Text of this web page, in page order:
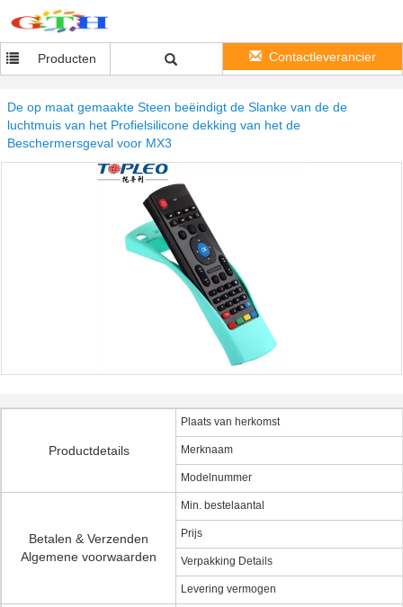
Producten Contactleverancier
De op maat gemaakte Steen beëindigt de Slanke van de de
luchtmuis van het Profielsilicone dekking van het de
Beschermersgeval voor MX3
Productdetails
Plaats van herkomst
Merknaam
Modelnummer
Betalen & Verzenden
Algemene voorwaarden
Min. bestelaantal
Prijs
Verpakking Details
Levering vermogen